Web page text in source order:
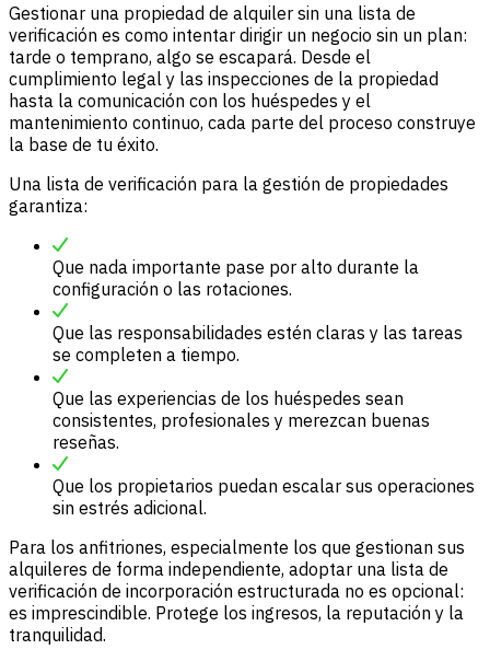
Gestionar una propiedad de alquiler sin una lista de
verificación es como intentar dirigir un negocio sin un plan:
tarde o temprano, algo se escapará. Desde el
cumplimiento legal y las inspecciones de la propiedad
hasta la comunicación con los huéspedes y el
mantenimiento continuo, cada parte del proceso construye
la base de tu éxito.
Una lista de verificación para la gestión de propiedades
garantiza:
Que nada importante pase por alto durante la
configuración o las rotaciones.
Que las responsabilidades estén claras y las tareas
se completen a tiempo.
Que las experiencias de los huéspedes sean
consistentes, profesionales y merezcan buenas
reseñas.
Que los propietarios puedan escalar sus operaciones
sin estrés adicional.
Para los anfitriones, especialmente los que gestionan sus
alquileres de forma independiente, adoptar una lista de
verificación de incorporación estructurada no es opcional:
es imprescindible. Protege los ingresos, la reputación y la
tranquilidad.